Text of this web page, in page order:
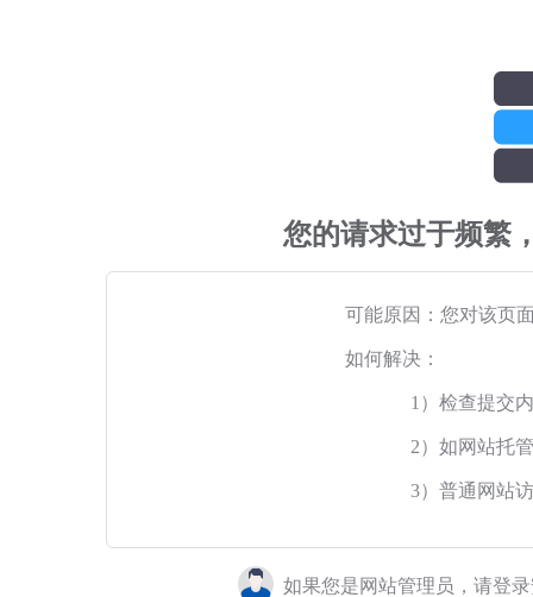
您的请求过于频繁
可能原因：您对该页
如何解决：
1）检查提交
2）如网站托
3）普通网站
如果您是网站管理员，请登